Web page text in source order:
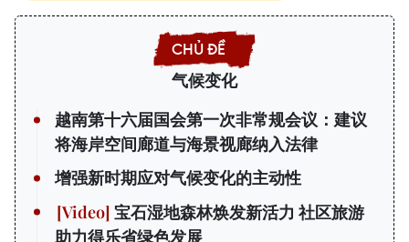
气候变化
越南第十六届国会第一次非常规会议：建议
将海岸空间廊道与海景视廊纳入法律
增强新时期应对气候变化的主动性
宝石湿地森林焕发新活力 社区旅游
助力得乐省绿色发展